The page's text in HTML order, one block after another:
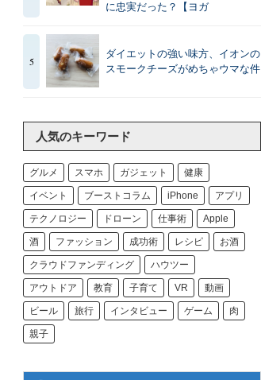
に忠実だった？【ヨガ
5
ダイエットの強い味方、イオンの
スモークチーズがめちゃウマな件
人気のキーワード
グルメ スマホ ガジェット 健康
イベント ブーストコラム iPhone アプリ
テクノロジー ドローン 仕事術 Apple
酒 ファッション 成功術 レシピ お酒
クラウドファンディング ハウツー
アウトドア 教育 子育て VR 動画
ビール 旅行 インタビュー ゲーム 肉
親子